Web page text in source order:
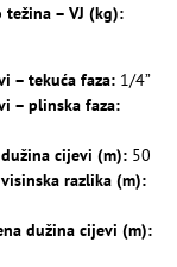
– VJ (kg):
– tekuća faza: 1/4”
– plinska faza:
cijevi (m): 50
razlika (m):
dužina cijevi (m):